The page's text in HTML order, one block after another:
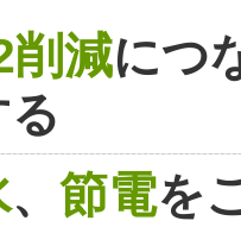
削減につ
、 節電を